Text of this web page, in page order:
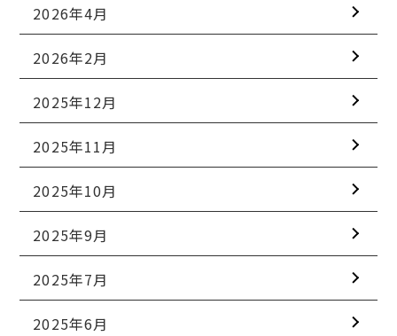
2026年4月
2026年2月
2025年12月
2025年11月
2025年10月
2025年9月
2025年7月
2025年6月